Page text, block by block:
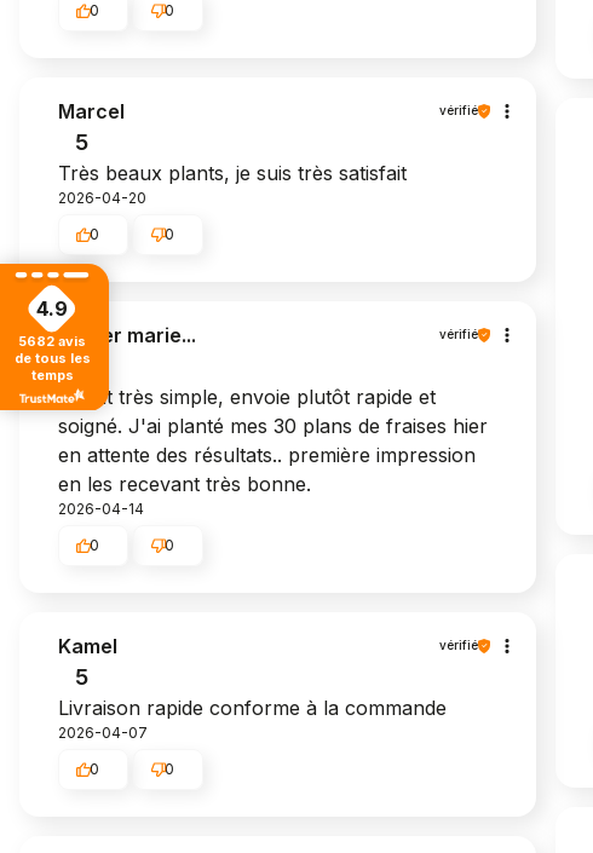
0 0
Marcel vérifié
5
Très beaux plants, je suis très satisfait
2026-04-20
0 0
tacher marie... vérifié
5
Achat très simple, envoie plutôt rapide et
soigné. J'ai planté mes 30 plans de fraises hier
en attente des résultats.. première impression
en les recevant très bonne.
2026-04-14
0 0
Kamel vérifié
5
Livraison rapide conforme à la commande
2026-04-07
0 0
4.9
5682 avis
de tous les
temps